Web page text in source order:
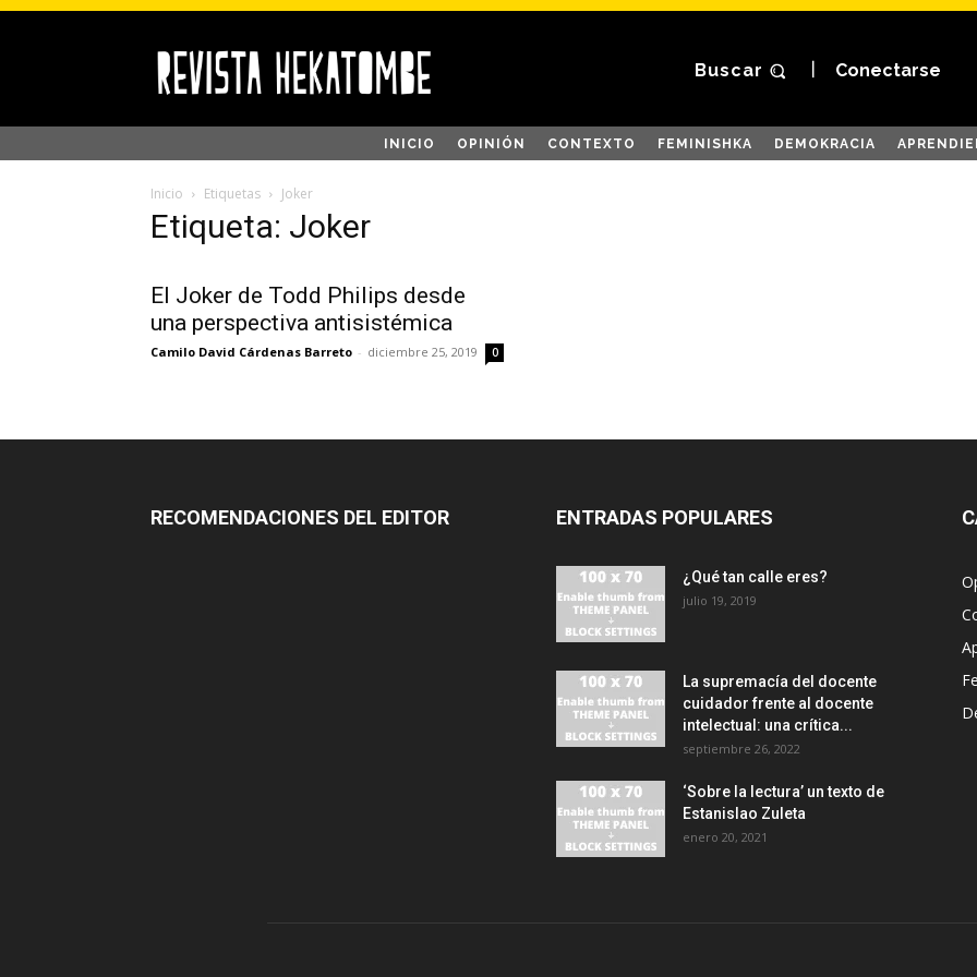
Buscar Conectarse
INICIO OPINIÓN CONTEXTO FEMINISHKA DEMOKRACIA
Inicio Etiquetas Joker
Etiqueta: Joker
El Joker de Todd Philips desde
una perspectiva antisistémica
Camilo David Cárdenas Barreto - diciembre 25, 2019 0
RECOMENDACIONES DEL EDITOR ENTRADAS POPULARES
¿Qué tan calle eres?
julio 19, 2019
La supremacía del docente
cuidador frente al docente
intelectual: una crítica...
septiembre 26, 2022
‘Sobre la lectura’ un texto de
Estanislao Zuleta
enero 20, 2021